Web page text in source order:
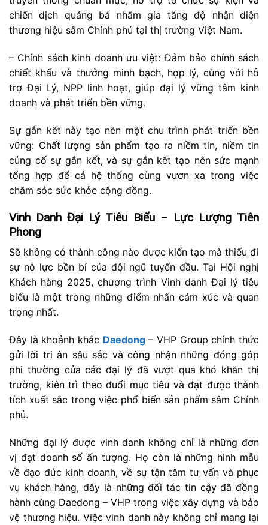
chiến dịch quảng bá nhằm gia tăng độ nhận diện
thương hiệu sâm Chính phủ tại thị trường Việt Nam.
– Chính sách kinh doanh ưu việt: Đảm bảo chính sách
chiết khấu và thưởng minh bạch, hợp lý, cùng với hỗ
trợ Đại Lý, NPP linh hoạt, giúp đại lý vững tâm kinh
doanh và phát triển bền vững.
Sự gắn kết này tạo nên một chu trình phát triển bền
vững: Chất lượng sản phẩm tạo ra niềm tin, niềm tin
củng cố sự gắn kết, và sự gắn kết tạo nên sức mạnh
tổng hợp để cả hệ thống cùng vươn xa trong việc
chăm sóc sức khỏe cộng đồng.
Vinh Danh Đại Lý Tiêu Biểu – Lực Lượng Tiên
Phong
Sẽ không có thành công nào được kiến tạo mà thiếu đi
sự nỗ lực bền bỉ của đội ngũ tuyến đầu. Tại Hội nghị
Khách hàng 2025, chương trình Vinh danh Đại lý tiêu
biểu là một trong những điểm nhấn cảm xúc và quan
trọng nhất.
Đây là khoảnh khắc Daedong– VHP Group chính thức
gửi lời tri ân sâu sắc và công nhận những đóng góp
phi thường của các đại lý đã vượt qua khó khăn thị
trường, kiên trì theo đuổi mục tiêu và đạt được thành
tích xuất sắc trong việc phổ biến sản phẩm sâm Chính
phủ.
Những đại lý được vinh danh không chỉ là những đơn
vị đạt doanh số ấn tượng. Họ còn là những hình mẫu
về đạo đức kinh doanh, về sự tận tâm tư vấn và phục
vụ khách hàng, đây là những đối tác tin cậy đã đồng
hành cùng Daedong – VHP trong việc xây dựng và bảo
vệ thương hiệu. Việc vinh danh này không chỉ mang lại